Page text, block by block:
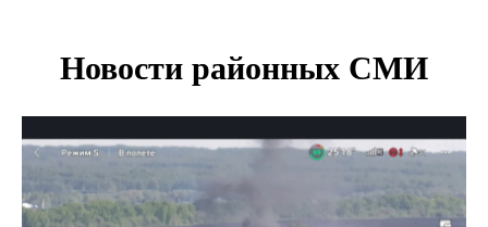
Двум бойцам СВО после минно-взрывной травмы
Персидский ковер «108 шахов» впервые вывезли из музея
Востока в Новосибирск